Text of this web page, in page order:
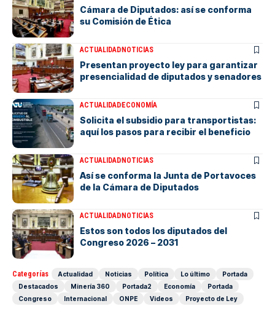
Cámara de Diputados: así se conforma
su Comisión de Ética
ACTUALIDADNOTICIAS
Presentan proyecto ley para garantizar
presencialidad de diputados y senadores
ACTUALIDADECONOMÍA
Solicita el subsidio para transportistas:
aquí los pasos para recibir el beneficio
ACTUALIDADNOTICIAS
Así se conforma la Junta de Portavoces
de la Cámara de Diputados
ACTUALIDADNOTICIAS
Estos son todos los diputados del
Congreso 2026 – 2031
Categorías Actualidad Noticias Política Lo último
Portada
Destacados
Minería 360 Portada2 Economía
Portada
Congreso
Internacional ONPE Videos Proyecto de Ley